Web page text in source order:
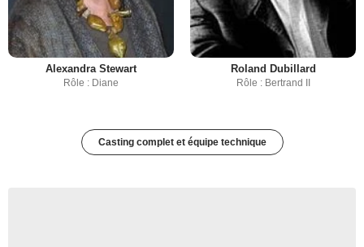
Alexandra Stewart
Rôle : Diane
Roland Dubillard
Rôle : Bertrand II
Casting complet et équipe technique